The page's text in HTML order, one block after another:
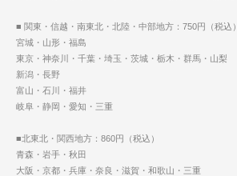
■ 関東・信越・南東北・北陸・中部地方：750円（税込）
宮城・山形・福島
東京・神奈川・千葉・埼玉・茨城・栃木・群馬・山梨
新潟・長野
富山・石川・福井
岐阜・静岡・愛知・三重
■北東北・関西地方：860円（税込）
青森・岩手・秋田
大阪・京都・兵庫・奈良・滋賀・和歌山・三重